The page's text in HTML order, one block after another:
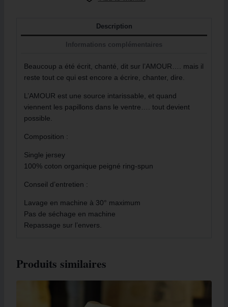
Description
Informations complémentaires
Beaucoup a été écrit, chanté, dit sur l’AMOUR…. mais il
reste tout ce qui est encore a écrire, chanter, dire.
L’AMOUR est une source intarissable, et quand
viennent les papillons dans le ventre…. tout devient
possible.
Composition :
Single jersey
100% coton organique peigné ring-spun
Conseil d’entretien :
Lavage en machine à 30° maximum
Pas de séchage en machine
Repassage sur l’envers.
Produits similaires